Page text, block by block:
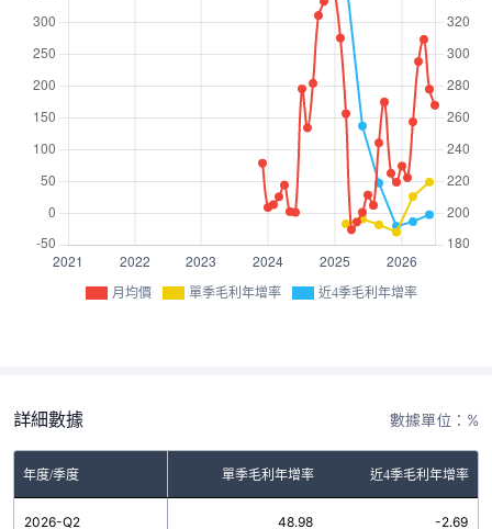
月均價 單季毛利年增率 近4季毛利年增率
詳細數據 數據單位：%
年度/季度 單季毛利年增率 近4季毛利年增率
2026-Q2 48.98 -2.69